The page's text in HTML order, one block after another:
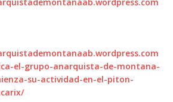
el-grupo-anarquista-de-montana-
su-actividad-en-el-piton-